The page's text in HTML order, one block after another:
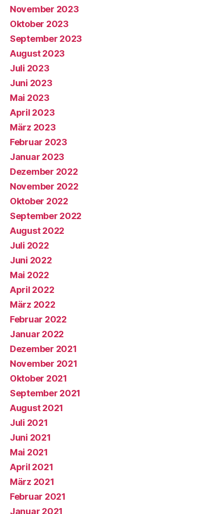
November 2023
Oktober 2023
September 2023
August 2023
Juli 2023
Juni 2023
Mai 2023
April 2023
März 2023
Februar 2023
Januar 2023
Dezember 2022
November 2022
Oktober 2022
September 2022
August 2022
Juli 2022
Juni 2022
Mai 2022
April 2022
März 2022
Februar 2022
Januar 2022
Dezember 2021
November 2021
Oktober 2021
September 2021
August 2021
Juli 2021
Juni 2021
Mai 2021
April 2021
März 2021
Februar 2021
Januar 2021